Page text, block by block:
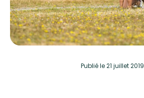
Publiéle 21 juillet 2019